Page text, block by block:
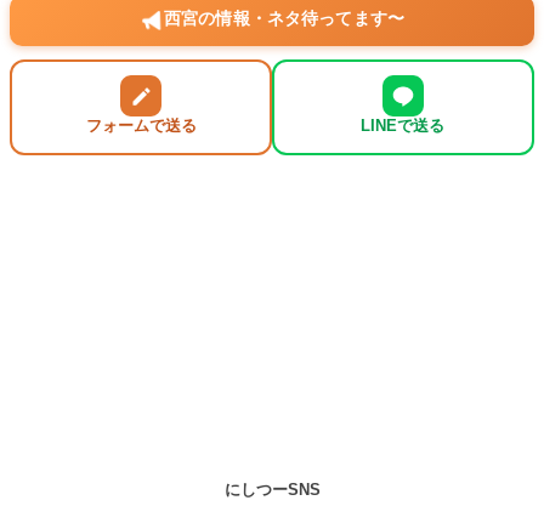
西宮の情報・ネタ待ってます〜
フォームで送る LINEで送る
にしつーSNS